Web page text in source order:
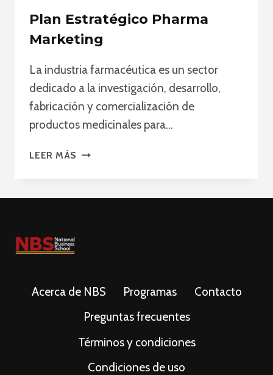
Plan Estratégico Pharma
Marketing
La industria farmacéutica es un sector
dedicado a la investigación, desarrollo,
fabricación y comercialización de
productos medicinales para…
LEER MÁS PLAN
MARKETING
Acerca de NBS Programas
Contacto
Preguntas frecuentes
Términos y condiciones
Condiciones de uso